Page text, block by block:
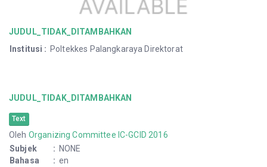
JUDUL_TIDAK_DITAMBAHKAN
Institusi : Poltekkes Palangkaraya Direktorat
JUDUL_TIDAK_DITAMBAHKAN
Text
Oleh Organizing Committee IC-GCID 2016
Subjek
: NONE
Bahasa
: en